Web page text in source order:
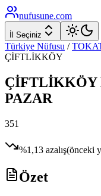
nufusune.com
İl Seçiniz
Türkiye Nüfusu /
ÇİFTLİKKÖY
ÇİFTLİKKÖY
PAZAR
351
%1,13 azalış(önceki
Özet